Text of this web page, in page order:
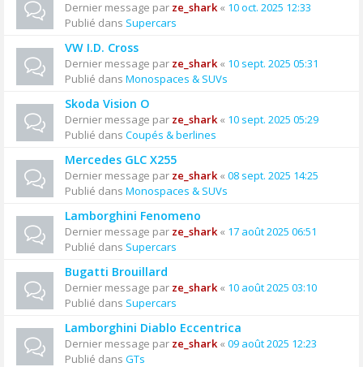
Dernier message par ze_shark« 10 oct. 2025 12:33
Publié dans Supercars
VW I.D. Cross
Dernier message par ze_shark« 10 sept. 2025 05:31
Publié dans Monospaces & SUVs
Skoda Vision O
Dernier message par ze_shark« 10 sept. 2025 05:29
Publié dans Coupés & berlines
Mercedes GLC X255
Dernier message par ze_shark« 08 sept. 2025 14:25
Publié dans Monospaces & SUVs
Lamborghini Fenomeno
Dernier message par ze_shark« 17 août 2025 06:51
Publié dans Supercars
Bugatti Brouillard
Dernier message par ze_shark« 10 août 2025 03:10
Publié dans Supercars
Lamborghini Diablo Eccentrica
Dernier message par ze_shark« 09 août 2025 12:23
Publié dans GTs